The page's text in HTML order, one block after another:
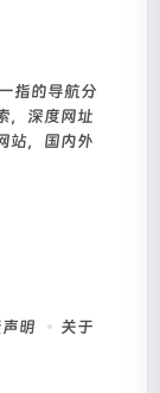
指的导航分
，深度网址
站，国内外
明
关于